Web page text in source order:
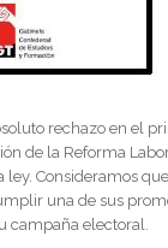
rechazo en el
de la Reforma
ley. Consideramos
una de sus
campaña electoral.